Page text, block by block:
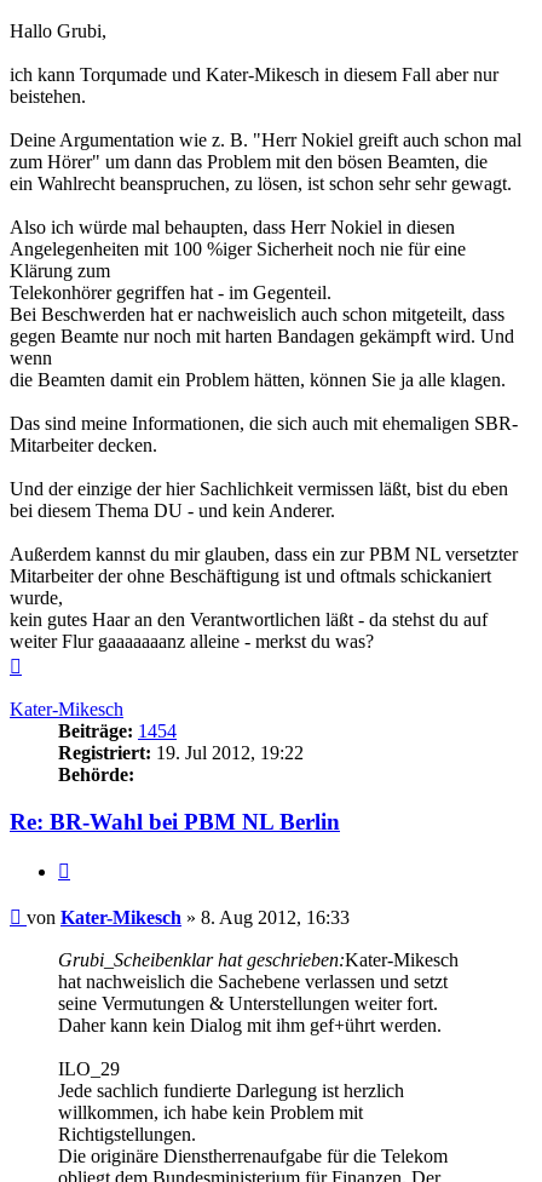
Hallo Grubi,
ich kann Torqumade und Kater-Mikesch in diesem Fall aber nur
beistehen.
Deine Argumentation wie z. B. "Herr Nokiel greift auch schon mal
zum Hörer" um dann das Problem mit den bösen Beamten, die
ein Wahlrecht beanspruchen, zu lösen, ist schon sehr sehr gewagt.
Also ich würde mal behaupten, dass Herr Nokiel in diesen
Angelegenheiten mit 100 %iger Sicherheit noch nie für eine
Klärung zum
Telekonhörer gegriffen hat - im Gegenteil.
Bei Beschwerden hat er nachweislich auch schon mitgeteilt, dass
gegen Beamte nur noch mit harten Bandagen gekämpft wird. Und
wenn
die Beamten damit ein Problem hätten, können Sie ja alle klagen.
Das sind meine Informationen, die sich auch mit ehemaligen SBR-
Mitarbeiter decken.
Und der einzige der hier Sachlichkeit vermissen läßt, bist du eben
bei diesem Thema DU - und kein Anderer.
Außerdem kannst du mir glauben, dass ein zur PBM NL versetzter
Mitarbeiter der ohne Beschäftigung ist und oftmals schickaniert
wurde,
kein gutes Haar an den Verantwortlichen läßt - da stehst du auf
weiter Flur gaaaaaaanz alleine - merkst du was?
Kater-Mikesch
Beiträge: 1454
Registriert: 19. Jul 2012, 19:22
Behörde:
Re: BR-Wahl bei PBM NL Berlin
Beitrag
von Kater-Mikesch » 8. Aug 2012, 16:33
Grubi_Scheibenklar hat geschrieben:Kater-Mikesch
hat nachweislich die Sachebene verlassen und setzt
seine Vermutungen & Unterstellungen weiter fort.
Daher kann kein Dialog mit ihm gef+ührt werden.
ILO_29
Jede sachlich fundierte Darlegung ist herzlich
willkommen, ich habe kein Problem mit
Richtigstellungen.
Die originäre Dienstherrenaufgabe für die Telekom